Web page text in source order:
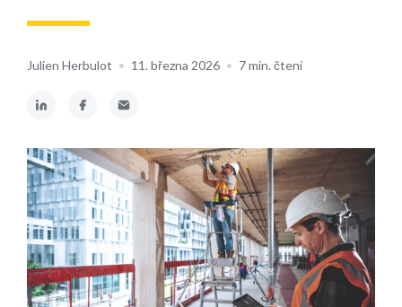
Julien Herbulot • 11. března 2026 • 7 min. čtení